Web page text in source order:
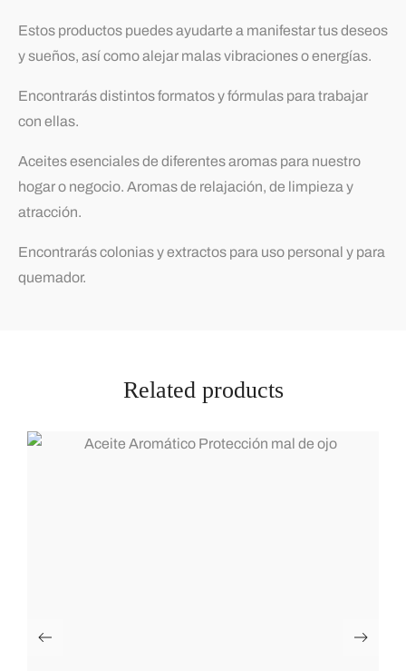
Estos productos puedes ayudarte a manifestar tus deseos
y sueños, así como alejar malas vibraciones o energías.
Encontrarás distintos formatos y fórmulas para trabajar
con ellas.
Aceites esenciales de diferentes aromas para nuestro
hogar o negocio. Aromas de relajación, de limpieza y
atracción.
Encontrarás colonias y extractos para uso personal y para
quemador.
Related products